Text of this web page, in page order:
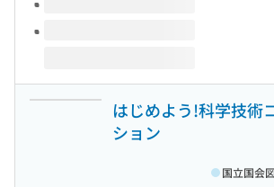
はじめよう!科学技術
ション
国立国会